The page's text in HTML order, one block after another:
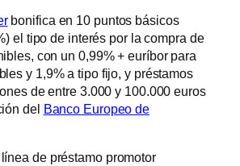
bonifica en 10 puntos básicos
el tipo de interés por la compra de
con un 0,99% + euríbor para
y 1,9% a tipo fijo, y préstamos
de entre 3.000 y 100.000 euros
del Banco Europeo de
de préstamo promotor